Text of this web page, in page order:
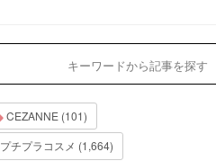
キーワードから記事を探す
CEZANNE (101)
プチプラコスメ (1,664)